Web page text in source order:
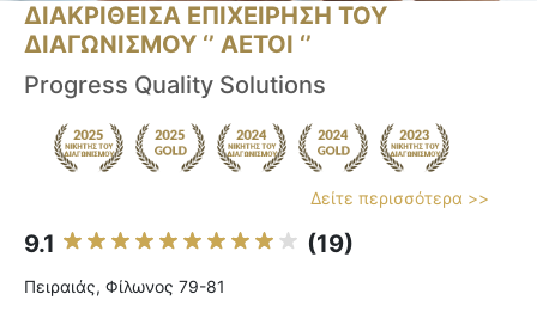
ΔΙΑΚΡΙΘΕΙΣΑ ΕΠΙΧΕΙΡΗΣΗ ΤΟΥ
ΔΙΑΓΩΝΙΣΜΟΥ ‘’ ΑΕΤΟΙ ‘’
Progress Quality Solutions
Δείτε περισσότερα >>
9.1 (19)
Πειραιάς, Φίλωνος 79-81